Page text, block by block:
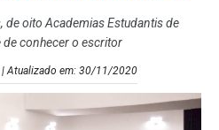
oito Academias Estudantis de
conhecer o escritor
Atualizado em: 30/11/2020